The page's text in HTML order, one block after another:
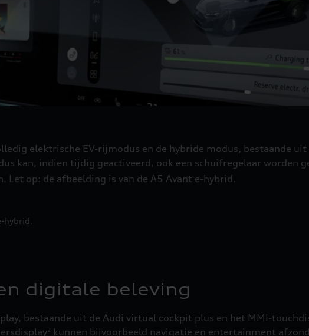
elektrische EV-rijmodus en de hybride modus, bestaande
kan, indien tijdig geactiveerd, ook een schuifregelaar worden
Let op: de afbeelding is van de A5 Avant e-hybrid.
digitale beleving
bestaande uit de Audi virtual cockpit plus en het MMI-
2 kunnen bijvoorbeeld navigatie en entertainment